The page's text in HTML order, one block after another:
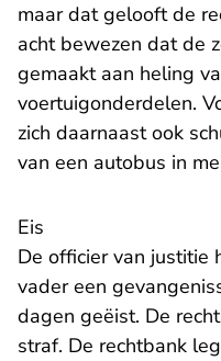
maar dat gelooft de
acht bewezen dat de
gemaakt aan heling
voertuigonderdelen.
zich daarnaast ook
van een autobus in
Eis
De officier van justitie
vader een
dagen geëist. De
straf. De rechtbank